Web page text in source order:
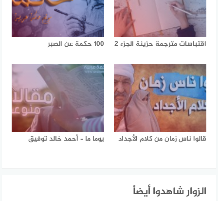
اقتباسات مترجمة حزينة الجزء 2 100 حكمة عن الصبر
قالوا ناس زمان من كلام الأجداد يوما ما – أحمد خالد توفيق
الزوار شاهدوا أيضاً